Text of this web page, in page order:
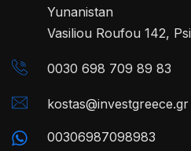
Yunanistan
Vasiliou Roufou 142,
0030 698 709 89 83
kostas@investgreece.gr
00306987098983